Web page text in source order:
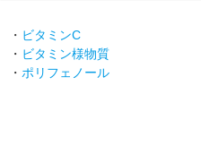
・ ビタミンC
・ ビタミン様物質
・ ポリフェノール